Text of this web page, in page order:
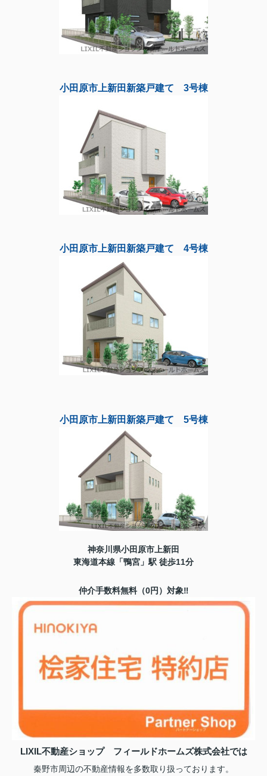
小田原市上新田新築戸建て 3号棟
小田原市上新田新築戸建て 4号棟
小田原市上新田新築戸建て 5号棟
神奈川県小田原市上新田
東海道本線「鴨宮」駅 徒歩11分
仲介手数料無料（0円）対象‼
LIXIL不動産ショップ フィールドホームズ株式会社では
秦野市周辺の不動産情報を多数取り扱っております。